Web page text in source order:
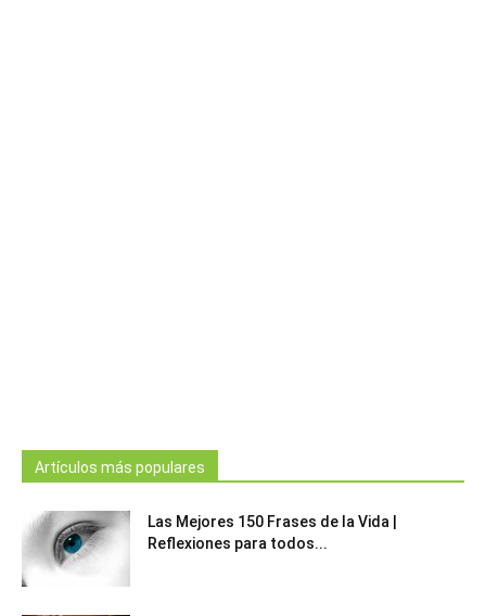
Artículos más populares
Las Mejores 150 Frases de la Vida |
Reflexiones para todos...